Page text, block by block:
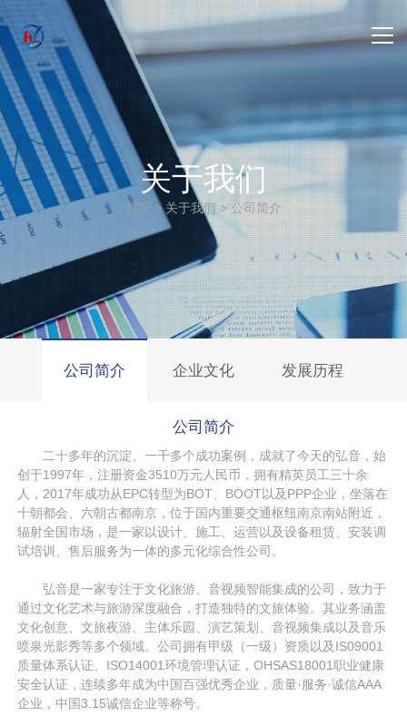
首页
-> 关于我们
-> 产品中心
-> 项目案例
-> 新闻动态
-> 联系我们
-> 公司招聘
关于我们
首页 >关于我们>公司简介
公司简介 企业文化 发展历程
公司简介
二十多年的沉淀、一千多个成功案例，成就了今天的弘音，始
创于1997年，注册资金3510万元人民币，拥有精英员工三十余
人，2017年成功从EPC转型为BOT、BOOT以及PPP企业，坐落在
十朝都会、六朝古都南京，位于国内重要交通枢纽南京南站附近，
辐射全国市场，是一家以设计、施工、运营以及设备租赁、安装调
试培训、售后服务为一体的多元化综合性公司。
弘音是一家专注于文化旅游、音视频智能集成的公司，致力于
通过文化艺术与旅游深度融合，打造独特的文旅体验。其业务涵盖
文化创意、文旅夜游、主体乐园、演艺策划、音视频集成以及音乐
喷泉光影秀等多个领域。公司拥有甲级（一级）资质以及IS09001
质量体系认证、ISO14001环境管理认证，OHSAS18001职业健康
安全认证，连续多年成为中国百强优秀企业，质量·服务·诚信AAA
企业，中国3.15诚信企业等称号。